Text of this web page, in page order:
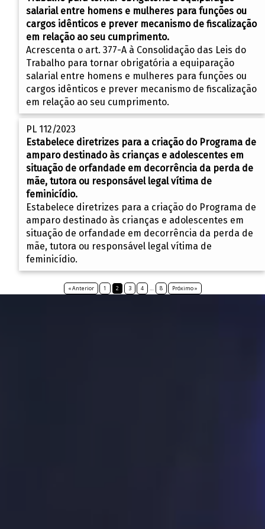
salarial entre homens e mulheres para funções ou
cargos idênticos e prever mecanismo de fiscalização
em relação ao seu cumprimento.
Acrescenta o art. 377-A à Consolidação das Leis do
Trabalho para tornar obrigatória a equiparação
salarial entre homens e mulheres para funções ou
cargos idênticos e prever mecanismo de fiscalização
em relação ao seu cumprimento.
PL 112/2023
Estabelece diretrizes para a criação do Programa de
amparo destinado às crianças e adolescentes em
situação de orfandade em decorrência da perda de
mãe, tutora ou responsável legal vítima de
feminicídio.
Estabelece diretrizes para a criação do Programa de
amparo destinado às crianças e adolescentes em
situação de orfandade em decorrência da perda de
mãe, tutora ou responsável legal vítima de
feminicídio.
« Anterior 1 2 3 4 … 8 Próximo »